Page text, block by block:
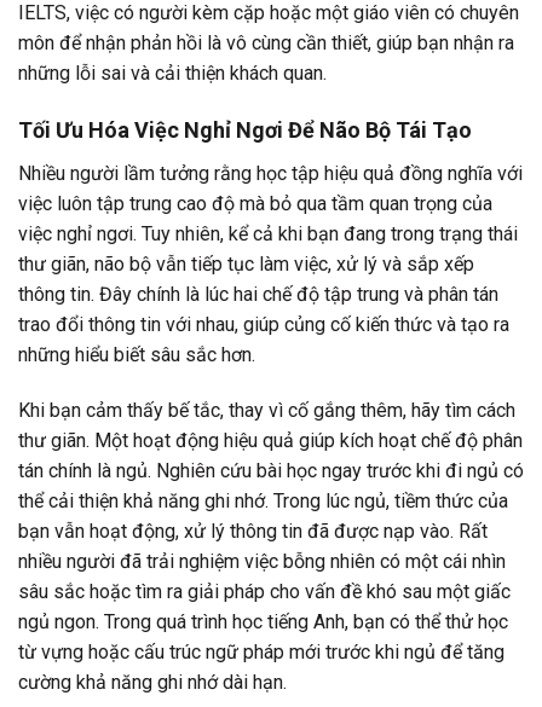
IELTS, việc có người kèm cặp hoặc một giáo viên có chuyên
môn để nhận phản hồi là vô cùng cần thiết, giúp bạn nhận ra
những lỗi sai và cải thiện khách quan.
Tối Ưu Hóa Việc Nghỉ Ngơi Để Não Bộ Tái Tạo
Nhiều người lầm tưởng rằng học tập hiệu quả đồng nghĩa với
việc luôn tập trung cao độ mà bỏ qua tầm quan trọng của
việc nghỉ ngơi. Tuy nhiên, kể cả khi bạn đang trong trạng thái
thư giãn, não bộ vẫn tiếp tục làm việc, xử lý và sắp xếp
thông tin. Đây chính là lúc hai chế độ tập trung và phân tán
trao đổi thông tin với nhau, giúp củng cố kiến thức và tạo ra
những hiểu biết sâu sắc hơn.
Khi bạn cảm thấy bế tắc, thay vì cố gắng thêm, hãy tìm cách
thư giãn. Một hoạt động hiệu quả giúp kích hoạt chế độ phân
tán chính là ngủ. Nghiên cứu bài học ngay trước khi đi ngủ có
thể cải thiện khả năng ghi nhớ. Trong lúc ngủ, tiềm thức của
bạn vẫn hoạt động, xử lý thông tin đã được nạp vào. Rất
nhiều người đã trải nghiệm việc bỗng nhiên có một cái nhìn
sâu sắc hoặc tìm ra giải pháp cho vấn đề khó sau một giấc
ngủ ngon. Trong quá trình học tiếng Anh, bạn có thể thử học
từ vựng hoặc cấu trúc ngữ pháp mới trước khi ngủ để tăng
cường khả năng ghi nhớ dài hạn.